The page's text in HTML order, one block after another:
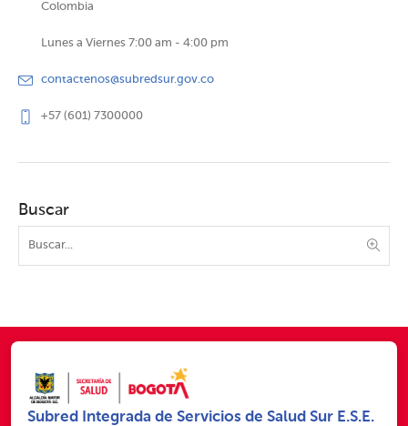
Colombia
Lunes a Viernes 7:00 am - 4:00 pm
contactenos@subredsur.gov.co
+57 (601) 7300000
Buscar
Subred Integrada de Servicios de Salud Sur E.S.E.